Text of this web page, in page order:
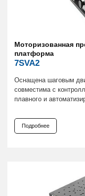
Моторизованная
платформа
7SVA2
Оснащена шаговым
совместима с
плавного и
Подробнее